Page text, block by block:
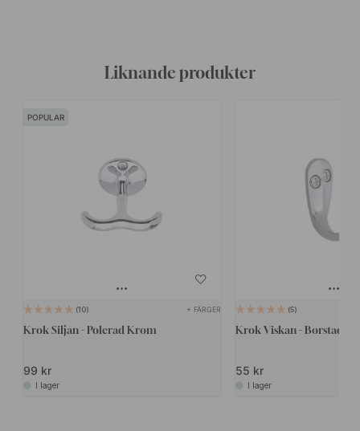
Liknande produkter
POPULAR
10 + FÄRGER
Krok Siljan - Polerad Krom
99 kr
I lager
5
Krok Viskan - Borstad
55 kr
I lager